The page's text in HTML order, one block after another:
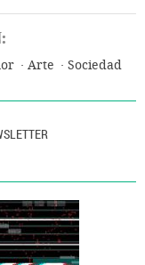
Arte Sociedad